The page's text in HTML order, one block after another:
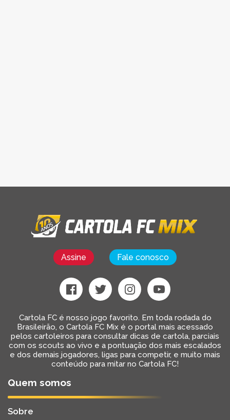
Assine Fale conosco
Cartola FC é nosso jogo favorito. Em toda rodada do
Brasileirão, o Cartola FC Mix é o portal mais acessado
pelos cartoleiros para consultar dicas de cartola, parciais
com os scouts ao vivo e a pontuação dos mais escalados
e dos demais jogadores, ligas para competir, e muito mais
conteúdo para mitar no Cartola FC!
Quem somos
Sobre